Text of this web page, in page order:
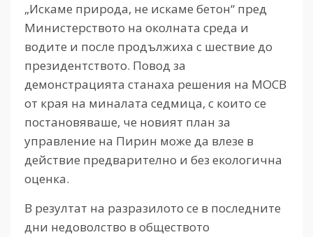
„Искаме природа, не искаме бетон“ пред
Министерството на околната среда и
водите и после продължиха с шествие до
президентството. Повод за
демонстрацията станаха решения на МОСВ
от края на миналата седмица, с които се
постановяваше, че новият план за
управление на Пирин може да влезе в
действие предварително и без екологична
оценка.
В резултат на разразилото се в последните
дни недоволство в обществото